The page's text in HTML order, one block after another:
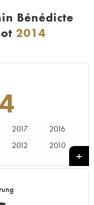
Bénédicte
2014
2017
2016
2012
2010